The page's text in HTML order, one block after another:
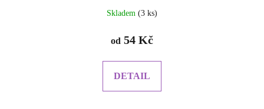
Skladem (3 ks)
od 54 Kč
DETAIL